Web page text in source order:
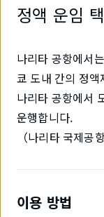
정액 운임
나리타 공항에서
쿄 도내 간의 정
나리타 공항에서
운행합니다.
（나리타 국제공
이용 방법